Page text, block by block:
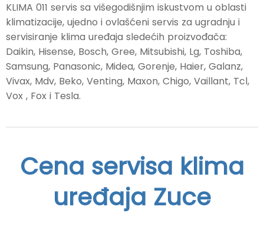
KLIMA 011 servis sa višegodišnjim iskustvom u oblasti
klimatizacije, ujedno i ovlašćeni servis za ugradnju i
servisiranje klima uređaja sledećih proizvođača:
Daikin, Hisense, Bosch, Gree, Mitsubishi, Lg, Toshiba,
Samsung, Panasonic, Midea, Gorenje, Haier, Galanz,
Vivax, Mdv, Beko, Venting, Maxon, Chigo, Vaillant, Tcl,
Vox , Fox i Tesla.
Cena servisa klima
uređaja Zuce